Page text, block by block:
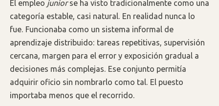
El empleo juniorse ha visto tradicionalmente como una
categoría estable, casi natural. En realidad nunca lo
fue. Funcionaba como un sistema informal de
aprendizaje distribuido: tareas repetitivas, supervisión
cercana, margen para el error y exposición gradual a
decisiones más complejas. Ese conjunto permitía
adquirir oficio sin nombrarlo como tal. El puesto
importaba menos que el recorrido.